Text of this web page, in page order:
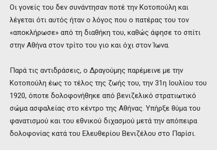
Οι γονείς του δεν συνάντησαν ποτέ την Κοτοπούλη και
λέγεται ότι αυτός ήταν ο λόγος που ο πατέρας του τον
«αποκλήρωσε» από τη διαθήκη του, καθώς άφησε το σπίτι
στην Αθήνα στον τρίτο του γιο και όχι στον Ίωνα.
Παρά τις αντιδράσεις, ο Δραγούμης παρέμεινε με την
Κοτοπούλη έως το τέλος της ζωής του, την 31η Ιουλίου του
1920, όποτε δολοφονήθηκε από βενιζελικό στρατιωτικό
σώμα ασφαλείας στο κέντρο της Αθήνας. Υπήρξε θύμα του
φανατισμού και του εθνικού διχασμού μετά την απόπειρα
δολοφονίας κατά του Ελευθερίου Βενιζέλου στο Παρίσι.